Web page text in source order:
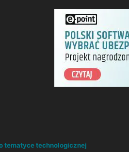
tematyce technologicznej